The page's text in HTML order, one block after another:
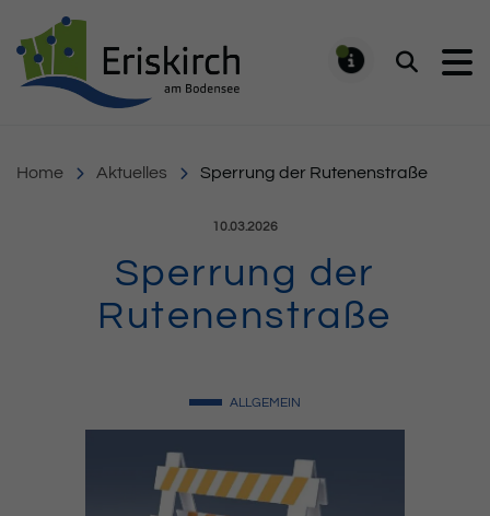
Suchen
Home Aktuelles Sperrung der Rutenenstraße
Veröffentlicht am:
10.03.2026
Sperrung der
Rutenenstraße
ALLGEMEIN